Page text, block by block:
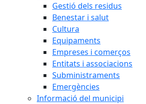
Gestió dels residus
Benestar i salut
Cultura
Equipaments
Empreses i comerços
Entitats i associacions
Subministraments
Emergències
Informació del municipi